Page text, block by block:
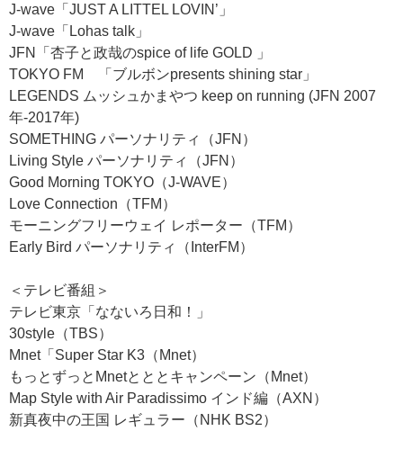
J-wave「JUST A LITTEL LOVIN’」
J-wave「Lohas talk」
JFN「杏子と政哉のspice of life GOLD 」
TOKYO FM 「ブルボンpresents shining star」
LEGENDS ムッシュかまやつ keep on running (JFN 2007
年-2017年)
SOMETHING パーソナリティ（JFN）
Living Style パーソナリティ（JFN）
Good Morning TOKYO（J-WAVE）
Love Connection（TFM）
モーニングフリーウェイ レポーター（TFM）
Early Bird パーソナリティ（InterFM）
＜テレビ番組＞
テレビ東京「なないろ日和！」
30style（TBS）
Mnet「Super Star K3（Mnet）
もっとずっとMnetとととキャンペーン（Mnet）
Map Style with Air Paradissimo インド編（AXN）
新真夜中の王国 レギュラー（NHK BS2）